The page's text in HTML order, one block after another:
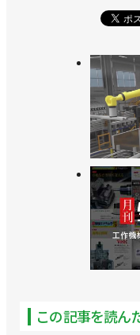
この記事を読ん